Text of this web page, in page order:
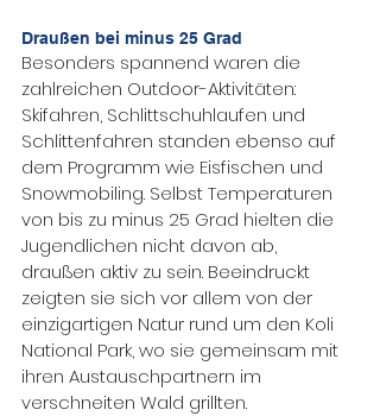
Draußen bei minus 25 Grad
Besonders spannend waren die
zahlreichen Outdoor-Aktivitäten:
Skifahren, Schlittschuhlaufen und
Schlittenfahren standen ebenso auf
dem Programm wie Eisfischen und
Snowmobiling. Selbst Temperaturen
von bis zu minus 25 Grad hielten die
Jugendlichen nicht davon ab,
draußen aktiv zu sein. Beeindruckt
zeigten sie sich vor allem von der
einzigartigen Natur rund um den Koli
National Park, wo sie gemeinsam mit
ihren Austauschpartnern im
verschneiten Wald grillten.